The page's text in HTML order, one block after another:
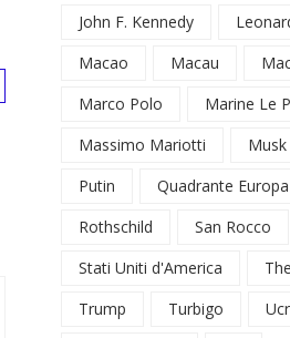
John F. Kennedy
Macao
Macau
Marco Polo
Marine Le
Massimo Mariotti
Musk
Putin
Quadrante Europa
Rothschild
San Rocco
Stati Uniti d'America
Trump
Turbigo